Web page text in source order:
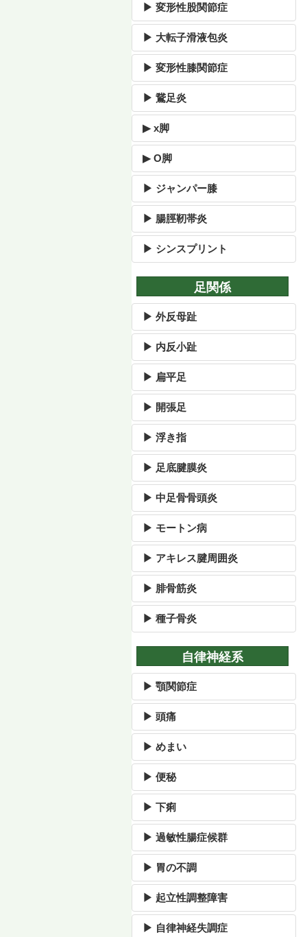
▶ 変形性股関節症
▶ 大転子滑液包炎
▶ 変形性膝関節症
▶ 鵞足炎
▶ x脚
▶ O脚
▶ ジャンパー膝
▶ 腸脛靭帯炎
▶ シンスプリント
足関係
▶ 外反母趾
▶ 内反小趾
▶ 扁平足
▶ 開張足
▶ 浮き指
▶ 足底腱膜炎
▶ 中足骨骨頭炎
▶ モートン病
▶ アキレス腱周囲炎
▶ 腓骨筋炎
▶ 種子骨炎
自律神経系
▶ 顎関節症
▶ 頭痛
▶ めまい
▶ 便秘
▶ 下痢
▶ 過敏性腸症候群
▶ 胃の不調
▶ 起立性調整障害
▶ 自律神経失調症